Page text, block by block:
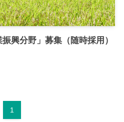
興分野」募集（随時採用）
1